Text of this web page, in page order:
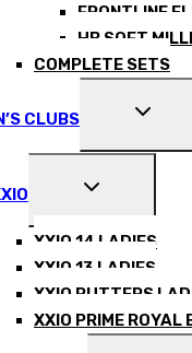
FRONTLINE
HB SOFT
COMPLETE SETS
CLUBS
EXPAND
MENU
EXPAND
MENU
XXIO 14 LADIES
XXIO 13 LADIES
XXIO PUTTERS
XXIO PRIME ROYAL